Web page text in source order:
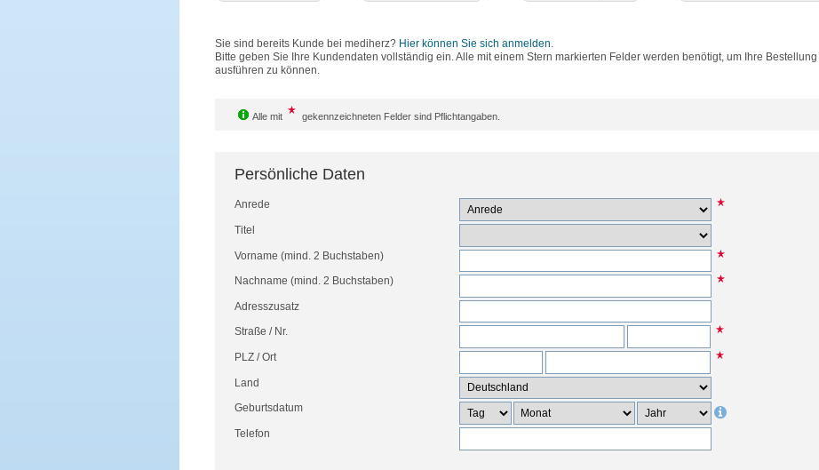
Sie sind bereits Kunde bei mediherz? Hier können Sie sich anmelden.
Bitte geben Sie Ihre Kundendaten vollständig ein. Alle mit einem Stern markierten Felder werden benötigt, um Ihre
ausführen zu können.
Alle mit gekennzeichneten Felder sind Pflichtangaben.
Persönliche Daten
Anrede
Titel
Vorname (mind. 2 Buchstaben)
Nachname (mind. 2 Buchstaben)
Adresszusatz
Straße / Nr.
PLZ/Ort
Land
Geburtsdatum
Telefon